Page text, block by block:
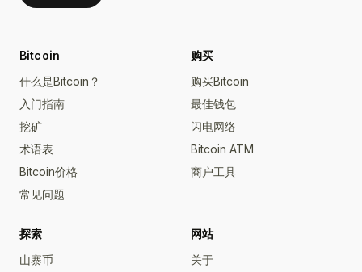
Bitcoin
什么是Bitcoin？
入门指南
挖矿
术语表
Bitcoin价格
常见问题
购买
购买Bitcoin
最佳钱包
闪电网络
Bitcoin ATM
商户工具
探索
山寨币
网站
关于